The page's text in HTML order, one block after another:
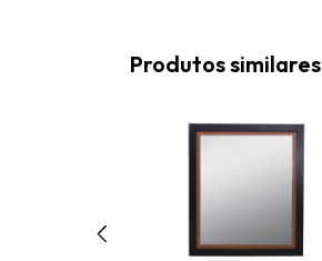
Produtos similares